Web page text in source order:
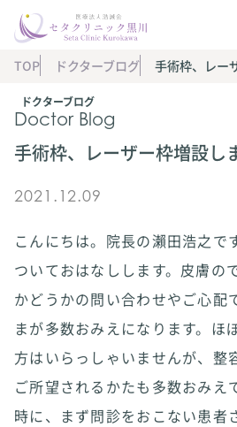
ドクターブログ
Doctor Blog
TOP ドクターブログ 手術枠、レー
手術枠、レーザー枠増設し
2021.12.09
こんにちは。院長の瀨田浩之で
ついておはなしします。皮膚
かどうかの問い合わせやご心配
まが多数おみえになります。ほ
方はいらっしゃいませんが、整
ご所望されるかたも多数おみえ
時に、まず問診をおこない患者